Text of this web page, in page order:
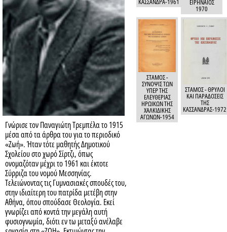
Γνώρισε τον Παναγιώτη Τρεμπέλα το 1915
μέσα από τα άρθρα του για το περιοδικό
«Ζωή». Ήταν τότε μαθητής Δημοτικού
Σχολείου στο χωρό Σίρτζι, όπως
ονομαζόταν μέχρι το 1961 και έκτοτε
Σύρριζα του νομού Μεσσηνίας.
Τελειώνοντας τις Γυμνασιακές σπουδές του,
στην ιδιαίτερη του πατρίδα μετέβη στην
Αθήνα, όπου σπούδασε Θεολογία. Εκεί
γνωρίζει από κοντά την μεγάλη αυτή
φυσιογνωμία, διότι εν τω μεταξύ ανέλαβε